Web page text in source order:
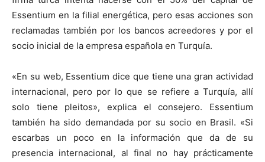
Essentium en la filial energética, pero esas acciones son
reclamadas también por los bancos acreedores y por el
socio inicial de la empresa española en Turquía.
«En su web, Essentium dice que tiene una gran actividad
internacional, pero por lo que se refiere a Turquía, allí
solo tiene pleitos», explica el consejero. Essentium
también ha sido demandada por su socio en Brasil. «Si
escarbas un poco en la información que da de su
presencia internacional, al final no hay prácticamente